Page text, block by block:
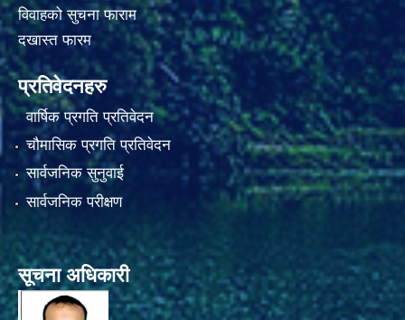
विवाहको सुचना फाराम
दखास्त फारम
प्रतिवेदनहरु
वार्षिक प्रगति प्रतिवेदन
चौमासिक प्रगति प्रतिवेदन
सार्वजनिक सुनुवाई
सार्वजनिक परीक्षण
सूचना अधिकारी